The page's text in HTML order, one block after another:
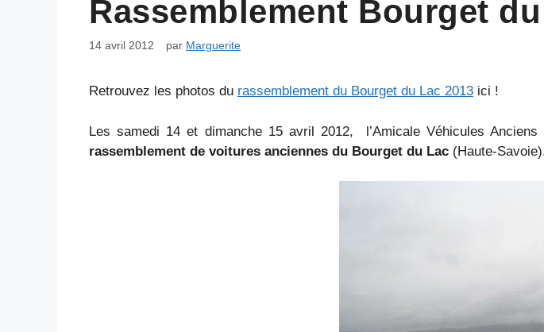
Rassemblement Bourget
14 avril 2012 par Marguerite
Retrouvez les photos du rassemblement du Bourget du Lac 2013 ici !
Les samedi 14 et dimanche 15 avril 2012, l’Amicale Véhicules
rassemblement de voitures anciennes du Bourget du Lac (Haute-